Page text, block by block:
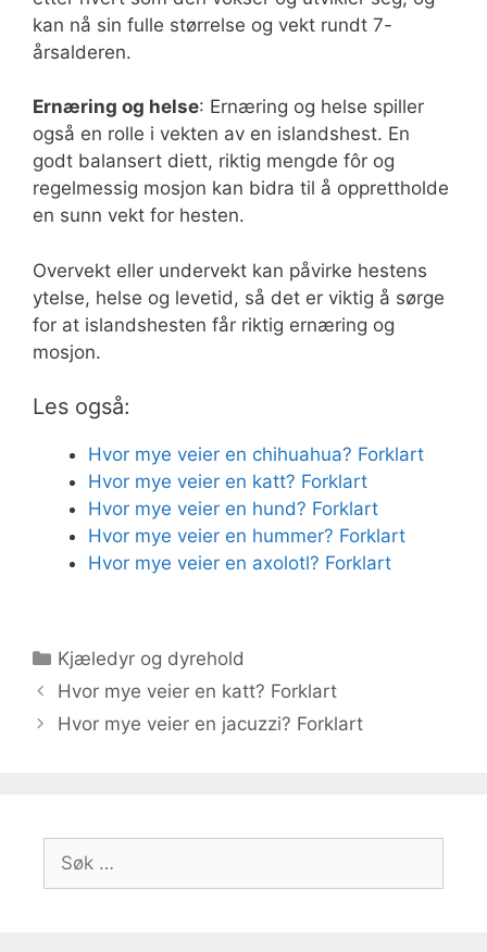
kan nå sin fulle størrelse og vekt rundt 7-
årsalderen.
Ernæring og helse: Ernæring og helse spiller
også en rolle i vekten av en islandshest. En
godt balansert diett, riktig mengde fôr og
regelmessig mosjon kan bidra til å opprettholde
en sunn vekt for hesten.
Overvekt eller undervekt kan påvirke hestens
ytelse, helse og levetid, så det er viktig å sørge
for at islandshesten får riktig ernæring og
mosjon.
Les også:
Hvor mye veier en chihuahua? Forklart
Hvor mye veier en katt? Forklart
Hvor mye veier en hund? Forklart
Hvor mye veier en hummer? Forklart
Hvor mye veier en axolotl? Forklart
Kategorier
Kjæledyr og dyrehold
Hvor mye veier en katt? Forklart
Hvor mye veier en jacuzzi? Forklart
etter: